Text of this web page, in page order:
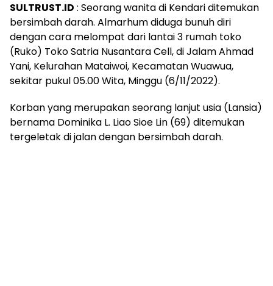
SULTRUST.ID : Seorang wanita di Kendari ditemukan
bersimbah darah. Almarhum diduga bunuh diri
dengan cara melompat dari lantai 3 rumah toko
(Ruko) Toko Satria Nusantara Cell, di Jalam Ahmad
Yani, Kelurahan Mataiwoi, Kecamatan Wuawua,
sekitar pukul 05.00 Wita, Minggu (6/11/2022).
Korban yang merupakan seorang lanjut usia (Lansia)
bernama Dominika L. Liao Sioe Lin (69) ditemukan
tergeletak di jalan dengan bersimbah darah.